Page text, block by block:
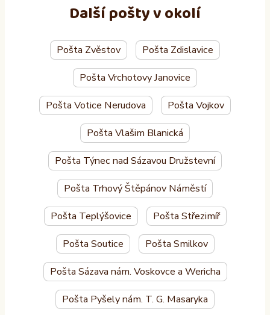
Další pošty v okolí
Pošta Zvěstov Pošta Zdislavice
Pošta Vrchotovy Janovice
Pošta Votice Nerudova Pošta Vojkov
Pošta Vlašim Blanická
Pošta Týnec nad Sázavou Družstevní
Pošta Trhový Štěpánov Náměstí
Pošta Teplýšovice Pošta Střezimíř
Pošta Soutice Pošta Smilkov
Pošta Sázava nám. Voskovce a Wericha
Pošta Pyšely nám. T. G. Masaryka